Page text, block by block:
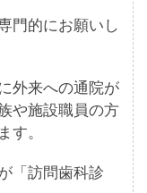
門的にお願いし
外来への通院が
や施設職員の方
す。
「訪問歯科診